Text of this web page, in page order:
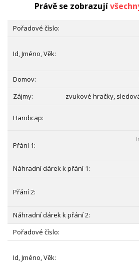
Právě se zobrazují
zvukové hračky,